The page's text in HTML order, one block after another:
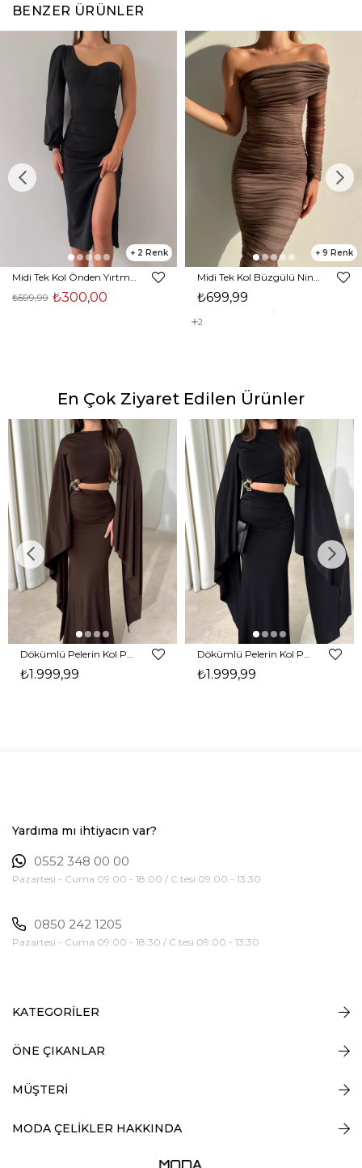
BENZER ÜRÜNLER
2
₺300,00
₺599,99
9
₺699,99
2
En Çok Ziyaret Edilen Ürünler
₺1.999,99 ₺1.999,99
Yardıma mı ihtiyacın var?
0552 348 00 00
Pazartesi - Cuma 09:00 - 18:00 / C.tesi 09:00 - 13:30
0850 242 1205
Pazartesi - Cuma 09:00 - 18:30 / C.tesi 09:00 - 13:30
KATEGORİLER
ÖNE ÇIKANLAR
MÜŞTERİ
MODA ÇELİKLER HAKKINDA